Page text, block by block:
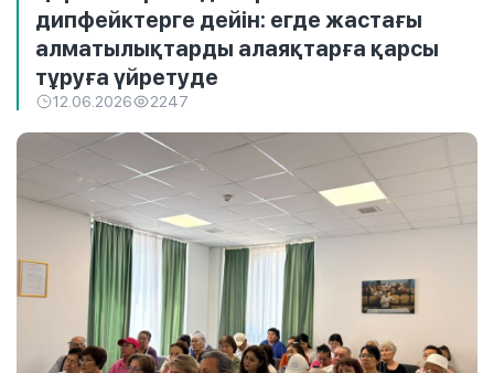
дипфейктерге дейін: егде жастағы
алматылықтарды алаяқтарға қарсы
тұруға үйретуде
12.06.2026 2247